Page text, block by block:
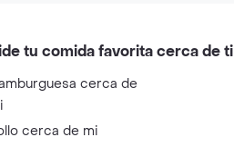
tu comida favorita cerca de ti
cerca de
cerca de mi